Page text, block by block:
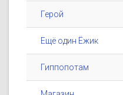
Герой
Ещё один Ёжик
Гиппопотам